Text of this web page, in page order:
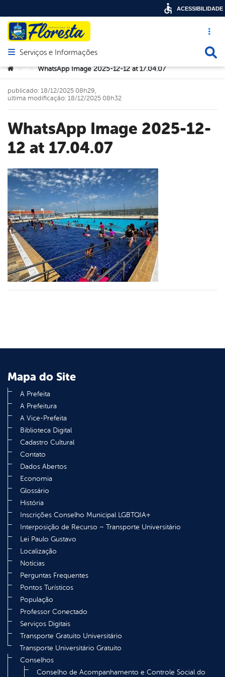
Acesso
Abrir menu principal de navegação
Serviços e Informações
Você está aqui:
> > WhatsApp Image 2025-12-12 at 17.04.07
WhatsApp Image 2025-12-
12 at 17.04.07
publicado: 18/12/2025 08h29,
última modificação: 18/12/2025 08h32
Mapa do Site
A Prefeita
A Prefeitura
A Vice-Prefeita
Biblioteca Digital
Cadastro Cultural
Contato
Dados Abertos
Economia
Glossário
História
Inscrições Conselho Municipal LGBTQIA+
Interposição de Recurso – Transporte Universitário
Lei Paulo Gustavo
Localização
Notícias
Perguntas Frequentes
Pontos Turísticos
População
Professor Conectado
Serviços Digitais
Transporte Gratuito Universitário
Transporte Universitário Gratuito
Conselhos
Conselho de Acompanhamento e Controle Social do
ACESSIBILIDADE